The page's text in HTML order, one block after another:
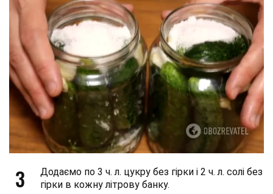
3
Додаємо по 3 ч. л. цукру без гірки і 2 ч. л. солі без
гірки в кожну літрову банку.